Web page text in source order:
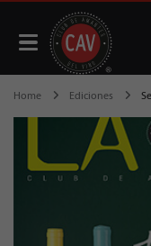
Home Ediciones